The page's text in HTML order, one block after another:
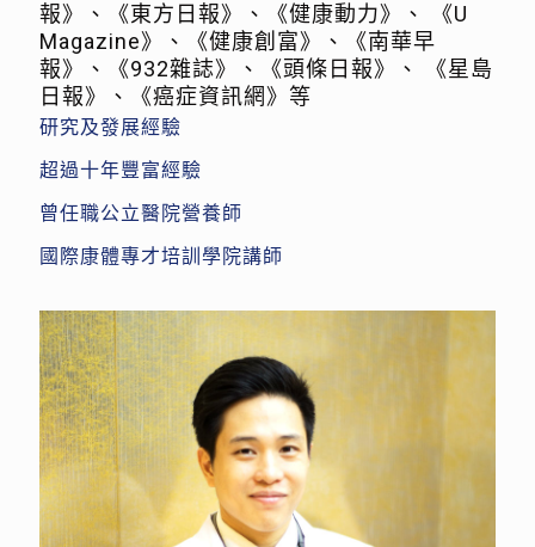
報》、《東⽅⽇報》、《健康動⼒》、 《U
Magazine》、《健康創富》、《南華早
報》、《932雜誌》、《頭條⽇報》、 《星島
⽇報》、《癌症資訊網》等
研究及發展經驗
超過⼗年豐富經驗
曾任職公⽴醫院營養師
國際康體專才培訓學院講師